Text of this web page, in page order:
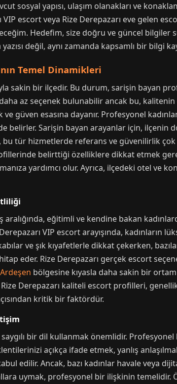
sosyal yapısı, ulaşım olanakları ve
escort veya Rize Derepazarı eve gelen
Hedefim, size doğru ve güncel bilgiler
değil, aynı zamanda kapsamlı bir bilgi
Temel Dinamikleri
sakin bir ilçedir. Bu durum, sarişin bayan
az seçenek bulunabilir ancak bu,
güven esasına dayanır. Profesyonel
belirler. Sarişin bayan arayanlar için, ilçenin
tür hizmetlerde referans ve güvenilirlik çok
belirttiği özelliklere dikkat etmek
yardımcı olur. Ayrıca, ilçedeki otel ve
eğitimli ve kendine bakan
VIP escort arayışında, kadınların
ve şık kıyafetlerle dikkat çekerken,
eder. Rize Derepazarı gerçek escort
bölgesine kıyasla daha sakin bir
Derepazarı kaliteli escort profilleri,
kritik bir faktördür.
bir dil kullanmak önemlidir.
açıkça ifade etmek, yanlış
edilir. Ancak, bazı kadınlar havale veya
uymak, profesyonel bir ilişkinin temelidir.